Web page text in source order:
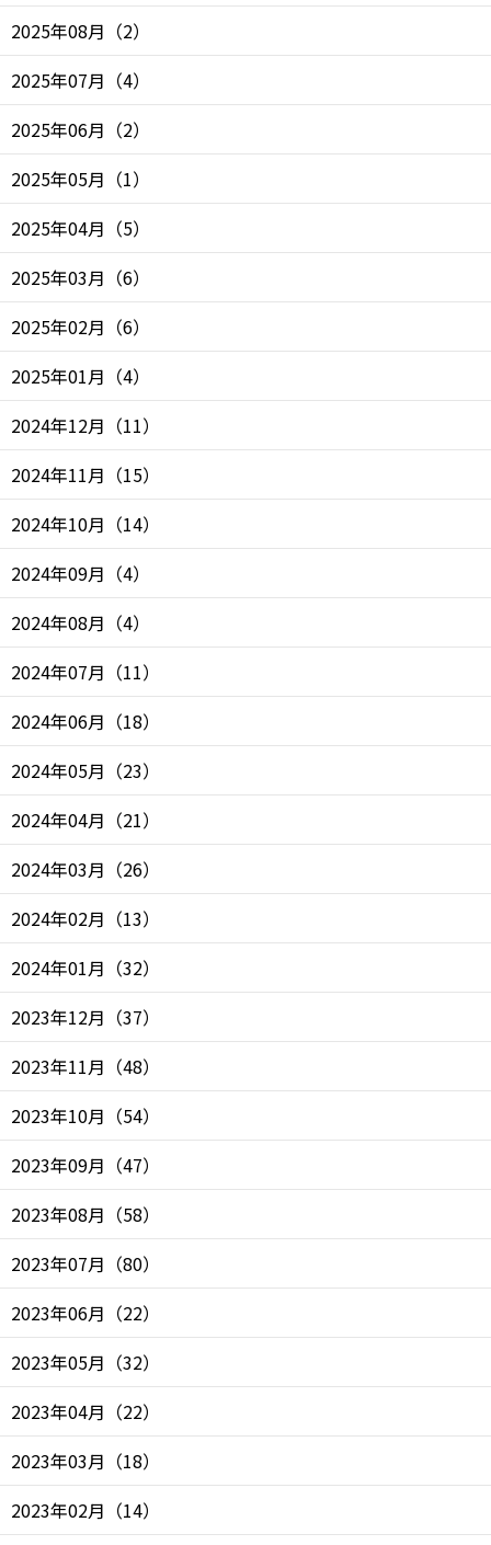
2025年08月 （2）
2025年07月 （4）
2025年06月 （2）
2025年05月 （1）
2025年04月 （5）
2025年03月 （6）
2025年02月 （6）
2025年01月 （4）
2024年12月 （11）
2024年11月 （15）
2024年10月 （14）
2024年09月 （4）
2024年08月 （4）
2024年07月 （11）
2024年06月 （18）
2024年05月 （23）
2024年04月 （21）
2024年03月 （26）
2024年02月 （13）
2024年01月 （32）
2023年12月 （37）
2023年11月 （48）
2023年10月 （54）
2023年09月 （47）
2023年08月 （58）
2023年07月 （80）
2023年06月 （22）
2023年05月 （32）
2023年04月 （22）
2023年03月 （18）
2023年02月 （14）